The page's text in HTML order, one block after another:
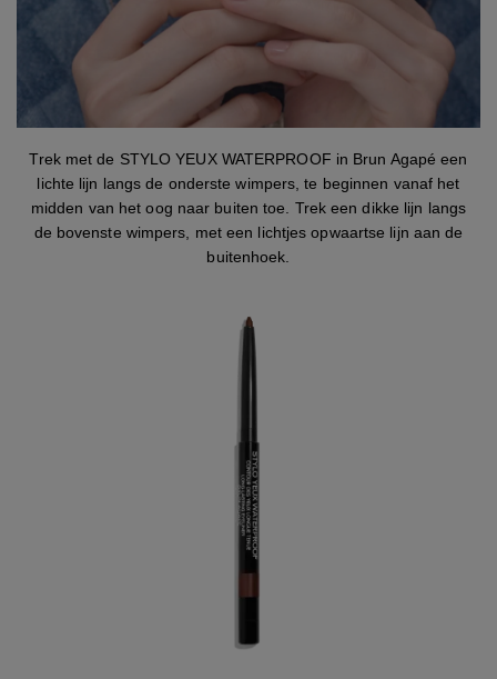
Trek met de STYLO YEUX WATERPROOF in Brun Agapé een
lichte lijn langs de onderste wimpers, te beginnen vanaf het
midden van het oog naar buiten toe. Trek een dikke lijn langs
de bovenste wimpers, met een lichtjes opwaartse lijn aan de
buitenhoek.
STYLO YEUX WATERPROOF
OOGCONTOURPOTLOOD VOOR EEN
LANGHOUDEND RESULTAAT 943 BRUN AGAPÉ
LANGHOUDEND
OOGPOTLOOD